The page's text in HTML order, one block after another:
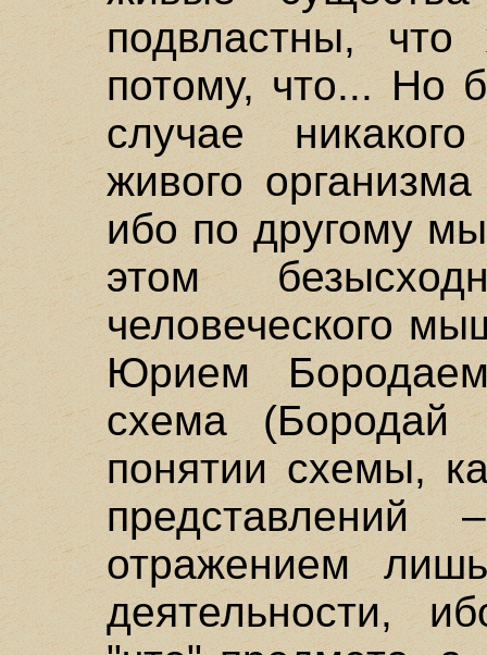
подвластны,
потому, что... Но
случае
живого
ибо по другому
этом
человеческого
Юрием
схема (Бородай
понятии схемы,
отражением
деятельности,